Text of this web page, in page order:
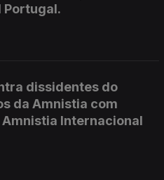
dissidentes do
da Amnistia com
Internacional